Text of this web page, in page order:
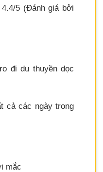
4.4/5 (Đánh giá bởi
đi du thuyền dọc
cả các ngày trong
mắc